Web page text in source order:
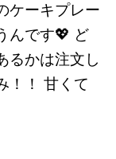
ケーキプレー
んです💖 ど
るかは注文し
！！ 甘くて